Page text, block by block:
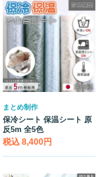
まとめ制作
保冷シート 保温シート 原
反5m 全5色
税込 8,400円